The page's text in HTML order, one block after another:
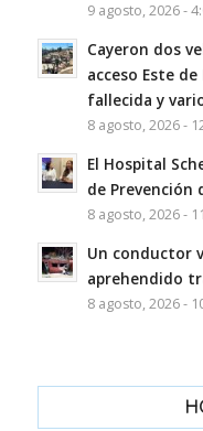
9 agosto, 2026 -
Cayeron dos
acceso Este
fallecida y
8 agosto, 2026 -
El Hospital
de Prevención
8 agosto, 2026 -
Un conductor
aprehendido
8 agosto, 2026 -